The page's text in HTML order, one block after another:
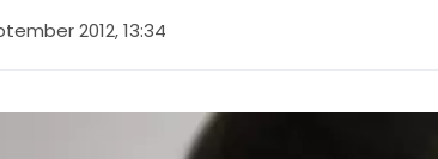
2012, 13:34